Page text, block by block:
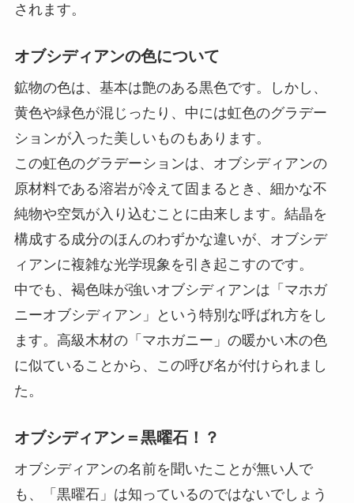
されます。
オブシディアンの色について
鉱物の色は、基本は艶のある黒色です。しかし、
黄色や緑色が混じったり、中には虹色のグラデー
ションが入った美しいものもあります。
この虹色のグラデーションは、オブシディアンの
原材料である溶岩が冷えて固まるとき、細かな不
純物や空気が入り込むことに由来します。結晶を
構成する成分のほんのわずかな違いが、オブシデ
ィアンに複雑な光学現象を引き起こすのです。
中でも、褐色味が強いオブシディアンは「マホガ
ニーオブシディアン」という特別な呼ばれ方をし
ます。高級木材の「マホガニー」の暖かい木の色
に似ていることから、この呼び名が付けられまし
た。
オブシディアン＝黒曜石！？
オブシディアンの名前を聞いたことが無い人で
も、「黒曜石」は知っているのではないでしょう